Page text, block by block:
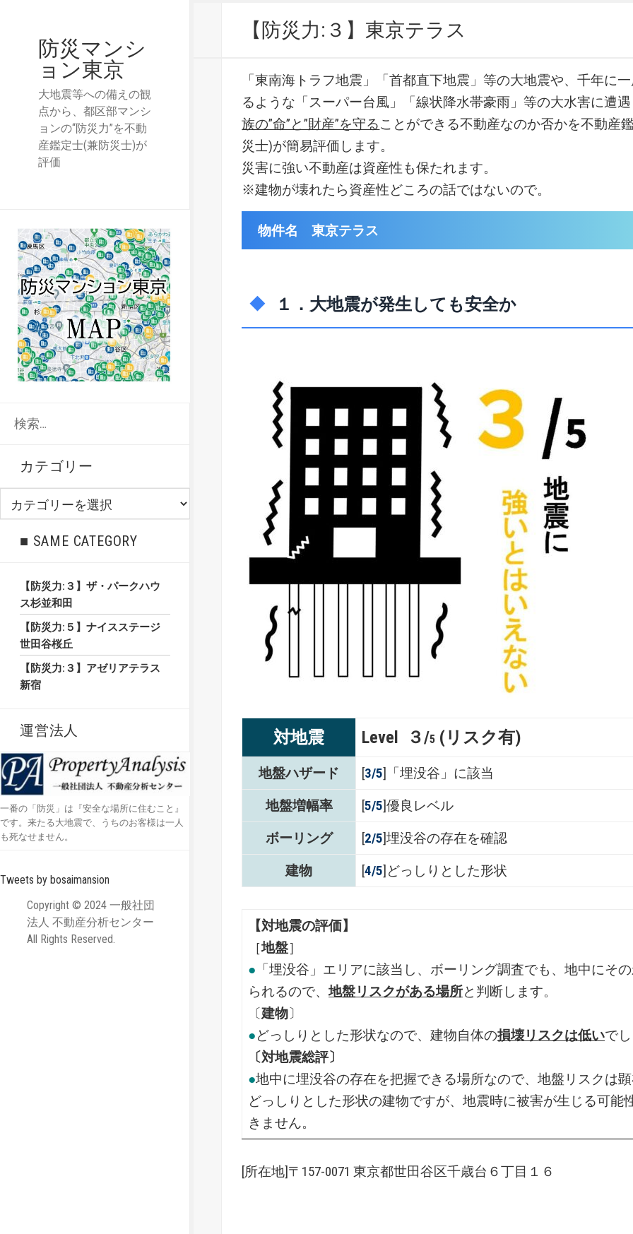
防災マンシ
ョン東京
大地震等への備えの観
点から、都区部マンシ
ョンの“防災力”を不動
産鑑定士(兼防災士)が
評価
カテゴリー
■ SAME CATEGORY
【防災力:３】ザ・パークハウ
ス杉並和田
【防災力:５】ナイスステージ
世田谷桜丘
【防災力:３】アゼリアテラス
新宿
運営法人
一番の「防災」は『安全な場所に住むこと』
です。来たる大地震で、うちのお客様は一人
も死なせません。
Tweets by bosaimansion
Copyright © 2024 一般社団
法人 不動産分析センター
All Rights Reserved.
【防災力:３】東京テラス
「東南海トラフ地震」「首都直下地震」等の大地震や、千年に
るような「スーパー台風」「線状降水帯豪雨」等の大水害に遭
族の”命”と”財産”を守ることができる不動産なのか否かを不動産
災士)が簡易評価します。
災害に強い不動産は資産性も保たれます。
※建物が壊れたら資産性どころの話ではないので。
物件名 東京テラス
１．大地震が発生しても安全か
対地震 Level ３/5 (リスク有)
地盤ハザード [3/5]「埋没谷」に該当
地盤増幅率
[5/5]優良レベル
ボーリング
[2/5]埋没谷の存在を確認
建物
[4/5]どっしりとした形状
【対地震の評価】
［地盤］
● 「埋没谷」エリアに該当し、ボーリング調査でも、地中にそ
られるので、地盤リスクがある場所と判断します。
〔建物〕
●どっしりとした形状なので、建物自体の損壊リスクは低いで
〔対地震総評〕
●地中に埋没谷の存在を把握できる場所なので、地盤リスクは
どっしりとした形状の建物ですが、地震時に被害が生じる可能
きません。
[所在地]〒157-0071 東京都世田谷区千歳台６丁目１６